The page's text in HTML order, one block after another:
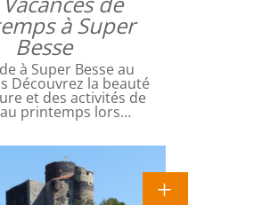
à Super
Besse
à Super Besse au
Découvrez la beauté
et des activités de
printemps lors…